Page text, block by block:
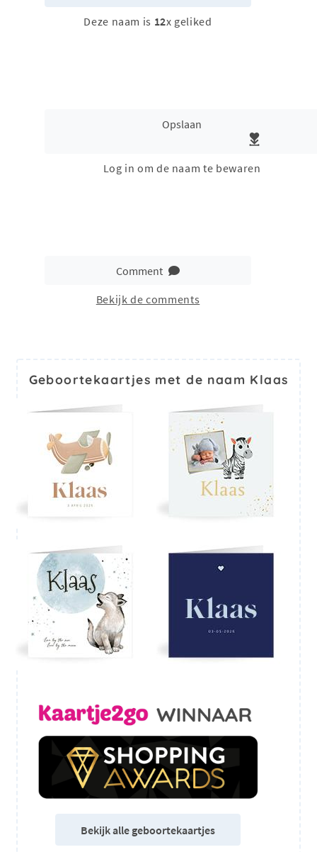
Deze naam is 12x geliked
Opslaan
Log in om de naam te bewaren
Comment
Bekijk de comments
Geboortekaartjes met de naam Klaas
Bekijk alle geboortekaartjes